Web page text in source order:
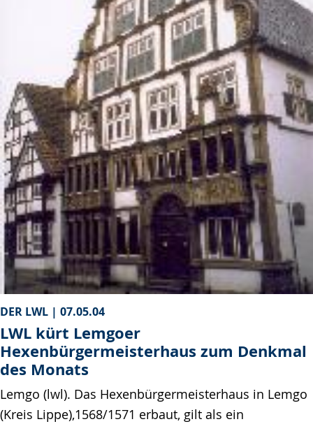
DER LWL | 07.05.04
LWL kürt Lemgoer
Hexenbürgermeisterhaus zum Denkmal
des Monats
Lemgo (lwl). Das Hexenbürgermeisterhaus in Lemgo
(Kreis Lippe),1568/1571 erbaut, gilt als ein